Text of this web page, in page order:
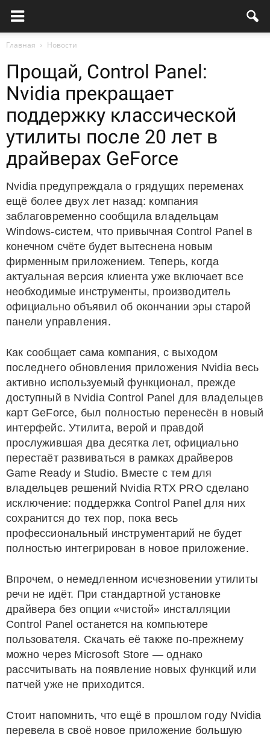
Главная Новости
Прощай, Control Panel:
Nvidia прекращает
поддержку классической
утилиты после 20 лет в
драйверах GeForce
Nvidia предупреждала о грядущих переменах
ещё более двух лет назад: компания
заблаговременно сообщила владельцам
Windows-систем, что привычная Control Panel в
конечном счёте будет вытеснена новым
фирменным приложением. Теперь, когда
актуальная версия клиента уже включает все
необходимые инструменты, производитель
официально объявил об окончании эры старой
панели управления.
Как сообщает сама компания, с выходом
последнего обновления приложения Nvidia весь
активно используемый функционал, прежде
доступный в Nvidia Control Panel для владельцев
карт GeForce, был полностью перенесён в новый
интерфейс. Утилита, верой и правдой
прослужившая два десятка лет, официально
перестаёт развиваться в рамках драйверов
Game Ready и Studio. Вместе с тем для
владельцев решений Nvidia RTX PRO сделано
исключение: поддержка Control Panel для них
сохранится до тех пор, пока весь
профессиональный инструментарий не будет
полностью интегрирован в новое приложение.
Впрочем, о немедленном исчезновении утилиты
речи не идёт. При стандартной установке
драйвера без опции «чистой» инсталляции
Control Panel останется на компьютере
пользователя. Скачать её также по-прежнему
можно через Microsoft Store — однако
рассчитывать на появление новых функций или
патчей уже не приходится.
Стоит напомнить, что ещё в прошлом году Nvidia
перевела в своё новое приложение большую